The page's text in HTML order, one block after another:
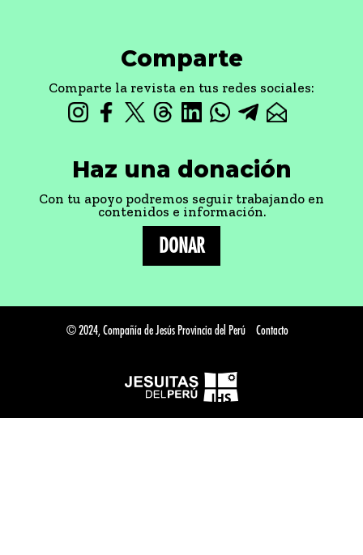
Comparte
Comparte la revista en tus redes sociales:
Haz una donación
Con tu apoyo podremos seguir trabajando en
contenidos e información.
DONAR
© 2024, Compañía de Jesús Provincia del Perú Contacto